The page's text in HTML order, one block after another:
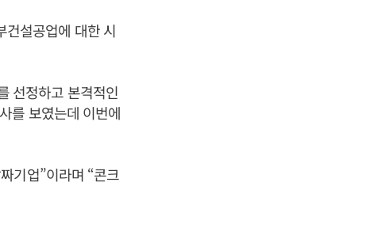
건설공업에 대한 시
선정하고 본격적인
를 보였는데 이번에
기업”이라며 “콘크